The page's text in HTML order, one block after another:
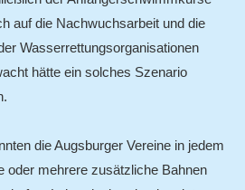
auf die Nachwuchsarbeit und die
Wasserrettungsorganisationen
hätte ein solches Szenario
die Augsburger Vereine in jedem
oder mehrere zusätzliche Bahnen